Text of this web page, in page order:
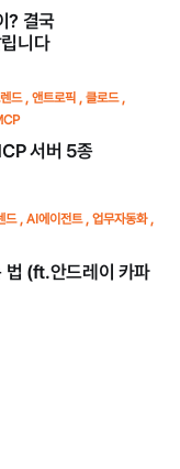
? 결국
니다
드 앤트로픽
클로드
서버 5종
드 AI에이전트
업무자동화
법 (ft.안드레이 카파